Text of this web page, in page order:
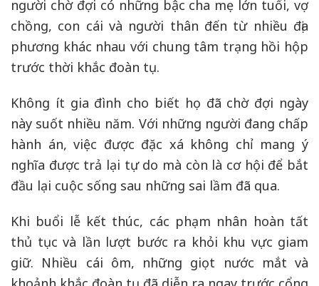
người chờ đợi có những bậc cha mẹ lớn tuổi, vợ
chồng, con cái và người thân đến từ nhiều địa
phương khác nhau với chung tâm trạng hồi hộp
trước thời khắc đoàn tụ.
Không ít gia đình cho biết họ đã chờ đợi ngày
này suốt nhiều năm. Với những người đang chấp
hành án, việc được đặc xá không chỉ mang ý
nghĩa được trả lại tự do mà còn là cơ hội để bắt
đầu lại cuộc sống sau những sai lầm đã qua.
Khi buổi lễ kết thúc, các phạm nhân hoàn tất
thủ tục và lần lượt bước ra khỏi khu vực giam
giữ. Nhiều cái ôm, những giọt nước mắt và